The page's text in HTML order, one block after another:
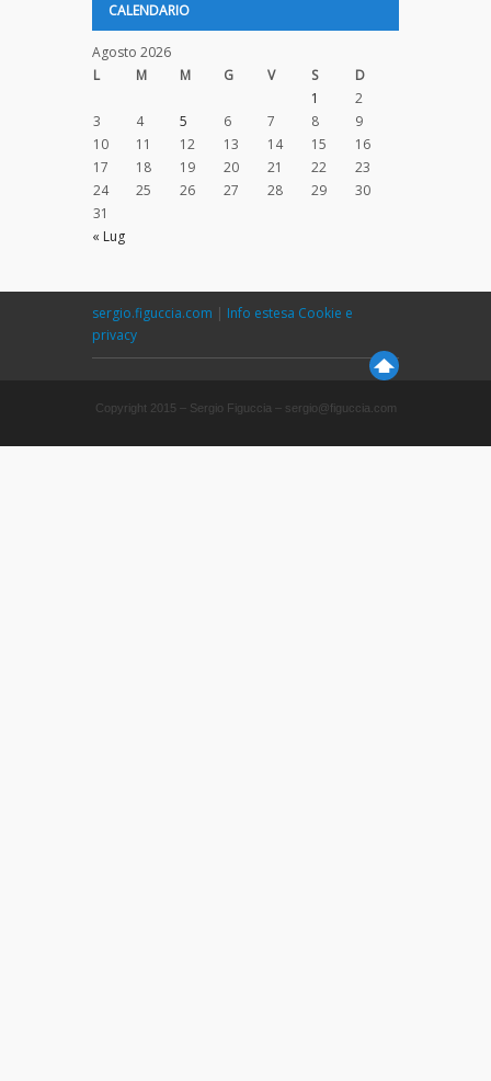
CALENDARIO
Agosto 2026
L
M M G V S
D
1
2
3
4 5 6 7 8
9
10
11 12 13 14 15
16
17
18 19 20 21 22
23
24
25 26 27 28 29
30
31
« Lug
sergio.figuccia.com | Info estesa Cookie e
privacy
Copyright 2015 – Sergio Figuccia – sergio@figuccia.com